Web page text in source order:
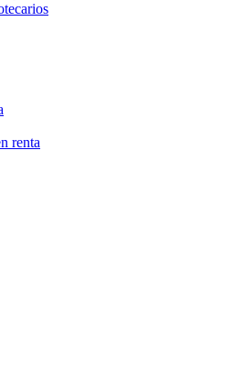
renta